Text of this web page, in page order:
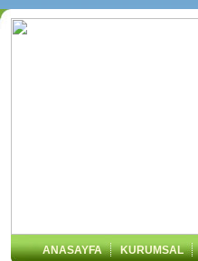
ANASAYFA KURUMSAL